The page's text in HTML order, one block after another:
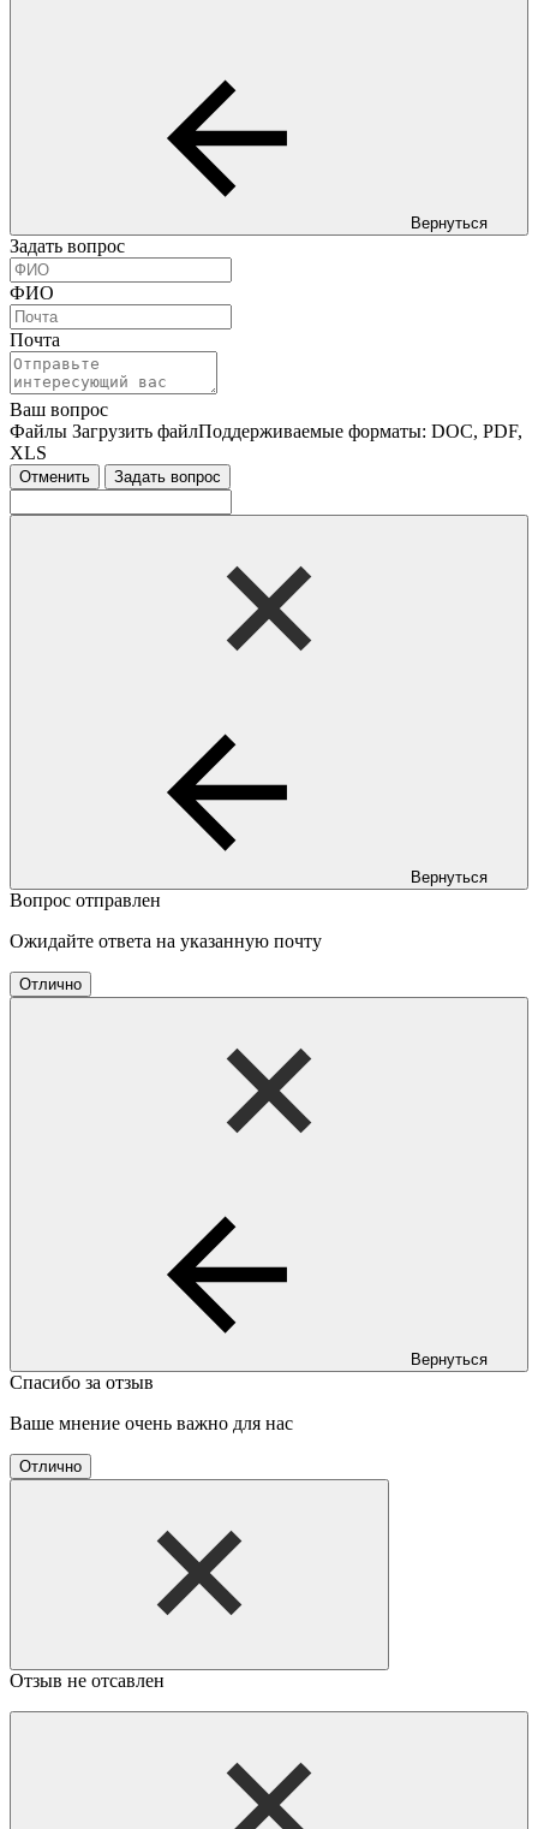
Вернуться
Задать вопрос
ФИО
Почта
Ваш вопрос
Файлы Загрузить файлПоддерживаемые форматы: DOC, PDF,
XLS
Отменить Задать вопрос
Вернуться
Вопрос отправлен
Ожидайте ответа на указанную почту
Отлично
Вернуться
Спасибо за отзыв
Ваше мнение очень важно для нас
Отлично
Отзыв не отсавлен